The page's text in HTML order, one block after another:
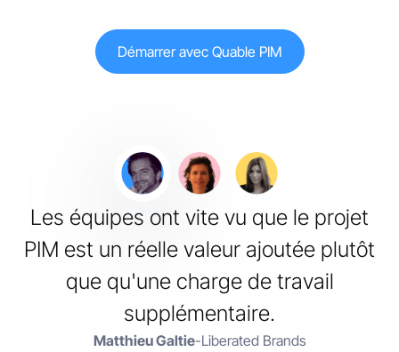
Démarrer avec Quable PIM
Les équipes ont vite vu que le projet
PIM est un réelle valeur ajoutée plutôt
que qu'une charge de travail
supplémentaire.
Matthieu Galtie-Liberated Brands